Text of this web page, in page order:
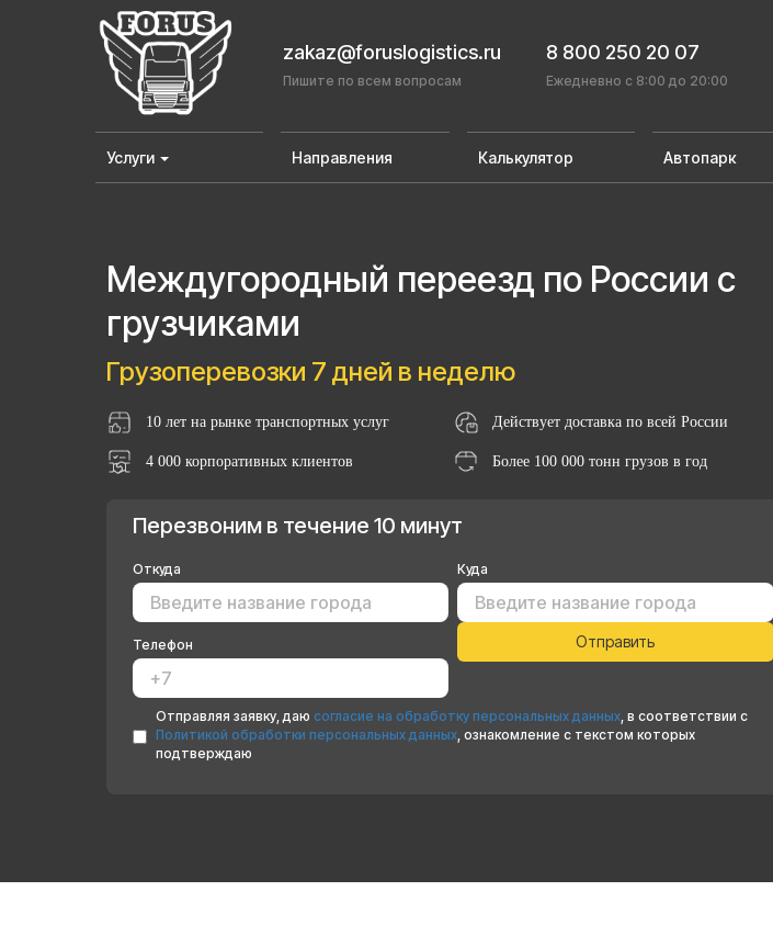
zakaz@foruslogistics.ru
Пишите по всем вопросам
8 800 250 20 07
Ежедневно с 8:00 до 20:00
Услуги Направления Калькулятор Автопарк
Междугородный переезд по России с
грузчиками
Грузоперевозки 7 дней в неделю
10 лет на рынке транспортных услуг Действует доставка по всей России
4 000 корпоративных клиентов Более 100 000 тонн грузов в год
Перезвоним в течение 10 минут
Откуда Куда
Телефон
Отправляя заявку, даю согласие на обработку персональных данных, в соответствии с
Политикой обработки персональных данных, ознакомление с текстом которых
подтверждаю